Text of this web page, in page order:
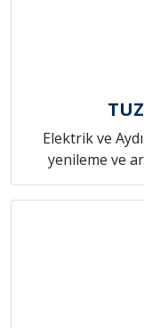
Elektrik ve
yenileme ve